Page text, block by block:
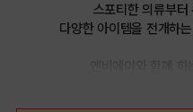
스포티한 의류부터
다양한 아이템을 전개하